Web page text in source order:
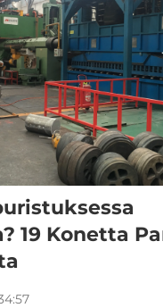
19 Konetta